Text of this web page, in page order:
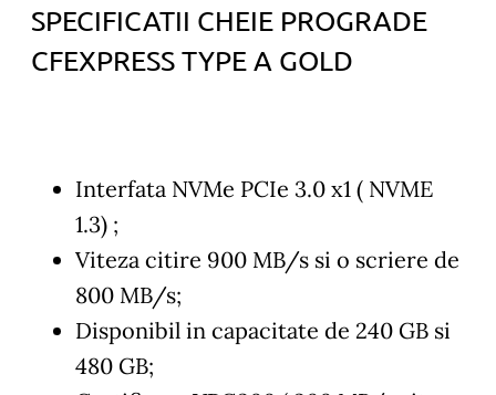
SPECIFICATII CHEIE PROGRADE
CFEXPRESS TYPE A GOLD
Interfata NVMe PCIe 3.0 x1 ( NVME
1.3) ;
Viteza citire 900 MB/s si o scriere de
800 MB/s;
Disponibil in capacitate de 240 GB si
480 GB;